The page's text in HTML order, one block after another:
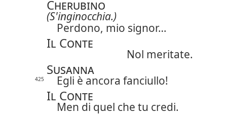
Cherubino
(S'inginocchia.)
Perdono, mio signor…
Il Conte
Nol meritate.
Susanna
425 Egli è ancora fanciullo!
Il Conte
Men di quel che tu credi.